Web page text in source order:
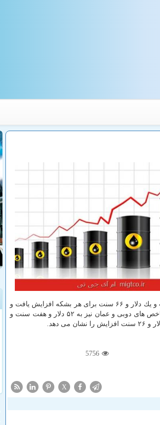
شاخص دبلیو تی آی و برنت نیز در هفته منتهی به هشت سپتامبر به ترتیب یك دلار و ۶۴ سنت و یك دلار و ۶۶ سنت برای هر بشكه افزایش یافت و
خام شاخص های دوبی و عمان نیز به ۵۲ دلار و هفت سنت و
5756
X